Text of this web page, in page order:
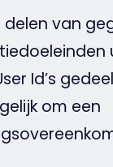
delen van
Id’s
om een